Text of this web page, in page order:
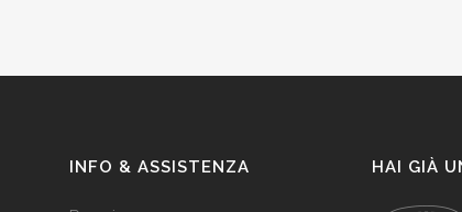
INFO & ASSISTENZA HAI GIÀ